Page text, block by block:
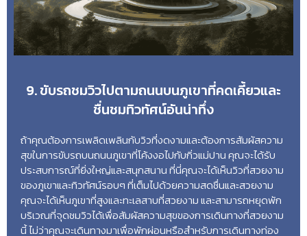
9. ขับรถชมวิวไปตามถนนบนภูเขาที่คดเคี้ยวและ
ชื่นชมทิวทัศน์อันน่าทึ่ง
ถ้าคุณต้องการเพลิดเพลินกับวิวที่งดงามและต้องการสัมผัสความ
สุขในการขับรถบนถนนภูเขาที่โค้งงอไปกับกิ่วแม่ปาน คุณจะได้รับ
ประสบการณ์ที่ยิ่งใหญ่และสนุกสนาน ที่นี่คุณจะได้เห็นวิวที่สวยงาม
ของภูเขาและทิวทัศน์รอบๆ ที่เต็มไปด้วยความสดชื่นและสวยงาม
คุณจะได้เห็นภูเขาที่สูงและทะเลสาบที่สวยงาม และสามารถหยุดพัก
บริเวณที่จุดชมวิวได้เพื่อสัมผัสความสุขของการเดินทางที่สวยงาม
นี้ ไม่ว่าคุณจะเดินทางมาเพื่อพักผ่อนหรือสำหรับการเดินทางท่อง